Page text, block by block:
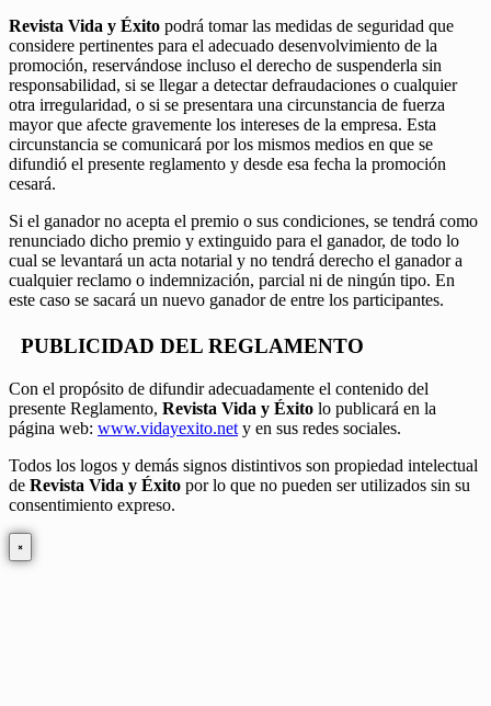
Revista Vida y Éxito podrá tomar las medidas de seguridad que
considere pertinentes para el adecuado desenvolvimiento de la
promoción, reservándose incluso el derecho de suspenderla sin
responsabilidad, si se llegar a detectar defraudaciones o cualquier
otra irregularidad, o si se presentara una circunstancia de fuerza
mayor que afecte gravemente los intereses de la empresa. Esta
circunstancia se comunicará por los mismos medios en que se
difundió el presente reglamento y desde esa fecha la promoción
cesará.
Si el ganador no acepta el premio o sus condiciones, se tendrá como
renunciado dicho premio y extinguido para el ganador, de todo lo
cual se levantará un acta notarial y no tendrá derecho el ganador a
cualquier reclamo o indemnización, parcial ni de ningún tipo. En
este caso se sacará un nuevo ganador de entre los participantes.
PUBLICIDAD DEL REGLAMENTO
Con el propósito de difundir adecuadamente el contenido del
presente Reglamento, Revista Vida y Éxito lo publicará en la
página web: www.vidayexito.net y en sus redes sociales.
Todos los logos y demás signos distintivos son propiedad intelectual
de Revista Vida y Éxito por lo que no pueden ser utilizados sin su
consentimiento expreso.
×